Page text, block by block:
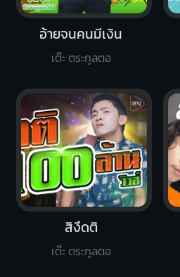
อ้ายจนคนมีเงิน
เต๊ะ ตระกูลตอ
สิงึดติ
เต๊ะ ตระกูลตอ